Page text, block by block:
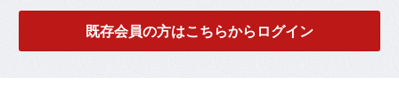
既存会員の方はこちらからログイン